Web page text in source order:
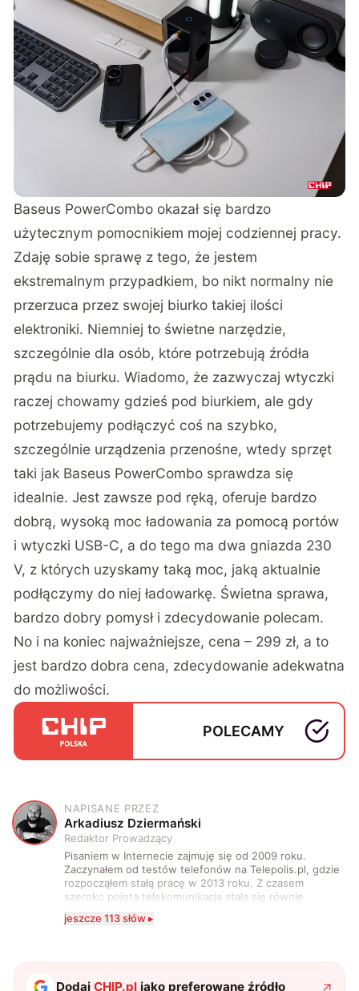
Baseus PowerCombo okazał się bardzo
użytecznym pomocnikiem mojej codziennej pracy.
Zdaję sobie sprawę z tego, że jestem
ekstremalnym przypadkiem, bo nikt normalny nie
przerzuca przez swojej biurko takiej ilości
elektroniki. Niemniej to świetne narzędzie,
szczególnie dla osób, które potrzebują źródła
prądu na biurku. Wiadomo, że zazwyczaj wtyczki
raczej chowamy gdzieś pod biurkiem, ale gdy
potrzebujemy podłączyć coś na szybko,
szczególnie urządzenia przenośne, wtedy sprzęt
taki jak Baseus PowerCombo sprawdza się
idealnie. Jest zawsze pod ręką, oferuje bardzo
dobrą, wysoką moc ładowania za pomocą portów
i wtyczki USB-C, a do tego ma dwa gniazda 230
V, z których uzyskamy taką moc, jaką aktualnie
podłączymy do niej ładowarkę. Świetna sprawa,
bardzo dobry pomysł i zdecydowanie polecam.
No i na koniec najważniejsze, cena – 299 zł, a to
jest bardzo dobra cena, zdecydowanie adekwatna
do możliwości.
POLECAMY
A
NAPISANE PRZEZ
Arkadiusz Dziermański
Redaktor Prowadzący
Pisaniem w Internecie zajmuję się od 2009 roku.
Zaczynałem od testów telefonów na Telepolis.pl, gdzie
rozpocząłem stałą pracę w 2013 roku. Z czasem
szeroko pojęta telekomunikacja stała się równie
że do urządzeń mobilnych dołączył też inny sprzęt
środku nocy. Od 2019 roku śledzę i opisuję ruchy
jeszcze 113 słów ▸
DodajCHIP.pl jako preferowane źródło